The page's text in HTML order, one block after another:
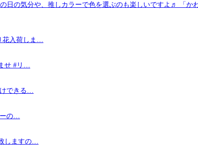
日の気分や、推しカラーで色を選ぶのも楽しいですよ♬ 「
花入荷しま…
せ #リ…
できる…
ーの…
しますの…